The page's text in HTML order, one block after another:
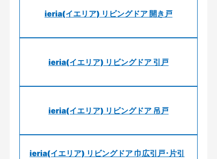
ieria(イエリア) リビングドア 開き戸
ieria(イエリア) リビングドア 引戸
ieria(イエリア) リビングドア 吊戸
ieria(イエリア) リビングドア 巾広引戸･片引